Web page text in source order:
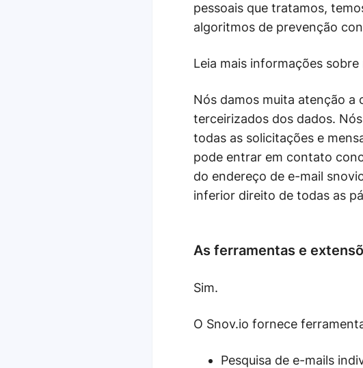
pessoais que tratamos,
algoritmos de prevenção
Leia mais informações
Nós damos muita atenção a
terceirizados dos dados.
todas as solicitações e
pode entrar em contato
do endereço de e-mail
inferior direito de todas as
As ferramentas e
Sim.
O Snov.io fornece
Pesquisa de e-mails